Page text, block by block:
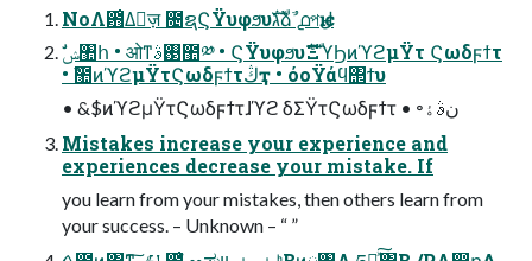
NoΛ఻͑Δٕज़ ೔ຊϚΫυφϧυגࣜձࣾ ൧পѥل
• ࣾ಺ͷϓϩμΫτϚωδϝϯτڭҭ • όοΫάϥ΢ϯυ
• &$ͷϓϩμΫτϚωδϝϯτɺϓϩ δΣΫτϚωδϝϯτ • ৽نࣄۀ
Mistakes increase your experience and
experiences decrease your mistake. If
you learn from your mistakes, then others learn from
your success. – Unknown – “ ”